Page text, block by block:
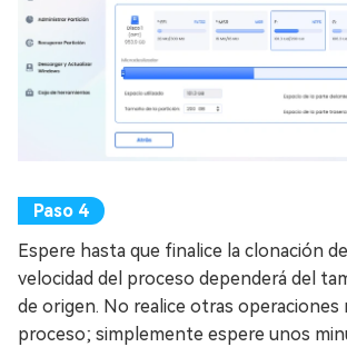
Espere hasta que finalice la clonación
velocidad del proceso dependerá del
de origen. No realice otras operaciones
proceso; simplemente espere unos